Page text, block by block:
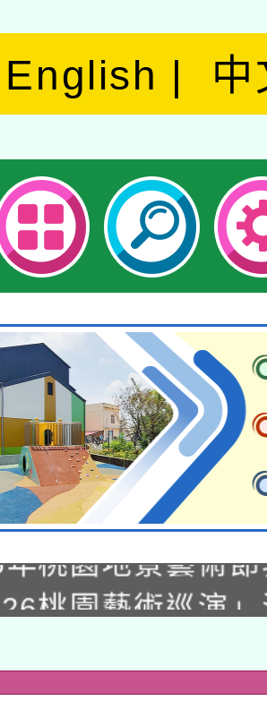
English 中
8月22日(星期六
慧啟航」
桃園藝術巡演
灣師範大學辦理
家教育研究院中